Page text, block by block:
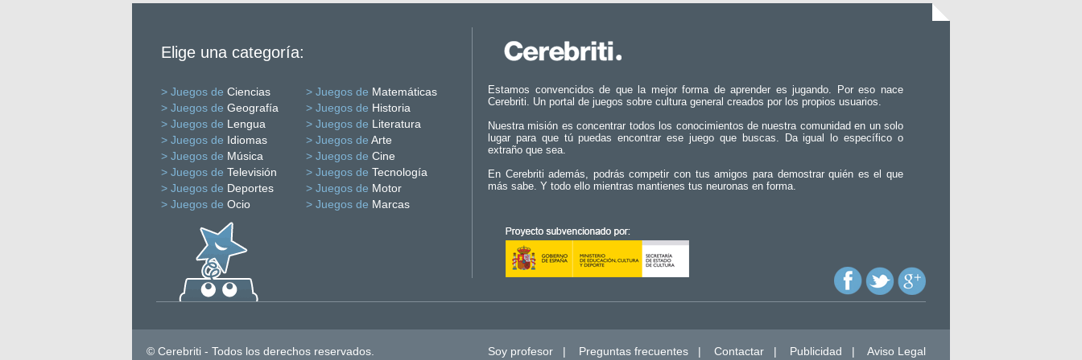
Elige una categoría:
> Juegos de Ciencias > Juegos de Matemáticas
> Juegos de Geografía > Juegos de Historia
> Juegos de Lengua > Juegos de Literatura
> Juegos de Idiomas > Juegos de Arte
> Juegos de Música > Juegos de Cine
> Juegos de Televisión > Juegos de Tecnología
> Juegos de Deportes > Juegos de Motor
> Juegos de Ocio > Juegos de Marcas
Estamos convencidos de que la mejor forma de aprender es jugando. Por eso nace
Cerebriti. Un portal de juegos sobre cultura general creados por los propios usuarios.
Nuestra misión es concentrar todos los conocimientos de nuestra comunidad en un solo
lugar para que tú puedas encontrar ese juego que buscas. Da igual lo específico o
extraño que sea.
En Cerebriti además, podrás competir con tus amigos para demostrar quién es el que
más sabe. Y todo ello mientras mantienes tus neuronas en forma.
© Cerebriti - Todos los derechos reservados. Soy profesor | Preguntas frecuentes | Contactar | Publicidad | Aviso Legal